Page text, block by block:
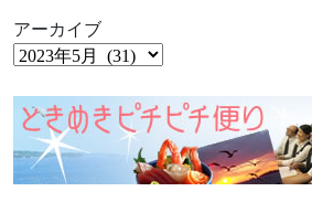
アーカイブ